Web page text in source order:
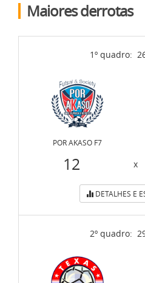
Maiores derrotas
1º quadro:
POR AKASO F7
12 x
DETALHES E
2º quadro: